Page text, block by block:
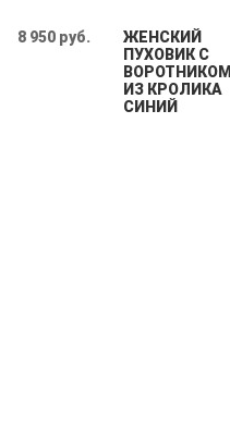
8 950 руб.
ЖЕНСКИЙ
ПУХОВИК С
ВОРОТНИКОМ
ИЗ КРОЛИКА
СИНИЙ